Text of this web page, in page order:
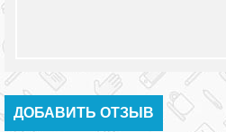
ДОБАВИТЬ ОТЗЫВ